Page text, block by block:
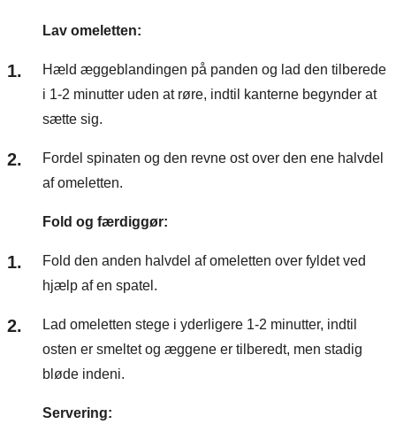
Lav omeletten:
Hæld æggeblandingen på panden og lad den tilberede
i 1-2 minutter uden at røre, indtil kanterne begynder at
sætte sig.
Fordel spinaten og den revne ost over den ene halvdel
af omeletten.
Fold og færdiggør:
Fold den anden halvdel af omeletten over fyldet ved
hjælp af en spatel.
Lad omeletten stege i yderligere 1-2 minutter, indtil
osten er smeltet og æggene er tilberedt, men stadig
bløde indeni.
Servering: